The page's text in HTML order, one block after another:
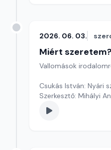
2026. 06. 03.
Miért szeretem?
Vallomások
Csukás István: Nyári
Szerkesztő: Mihályi